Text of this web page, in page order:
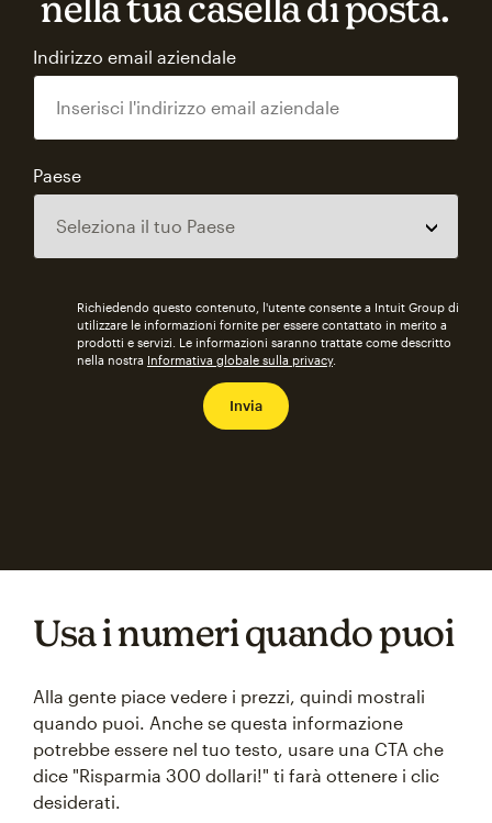
Indirizzo email aziendale
Paese
Richiedendo questo contenuto, l'utente consente a Intuit Group di
utilizzare le informazioni fornite per essere contattato in merito a
prodotti e servizi. Le informazioni saranno trattate come descritto
nella nostra Informativa globale sulla privacy.
Usa i numeri quando puoi
Alla gente piace vedere i prezzi, quindi mostrali
quando puoi. Anche se questa informazione
potrebbe essere nel tuo testo, usare una CTA che
dice "Risparmia 300 dollari!" ti farà ottenere i clic
desiderati.